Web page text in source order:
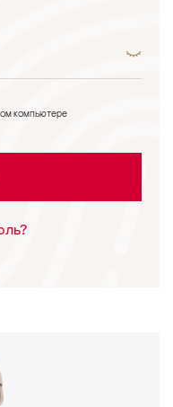
компьютере